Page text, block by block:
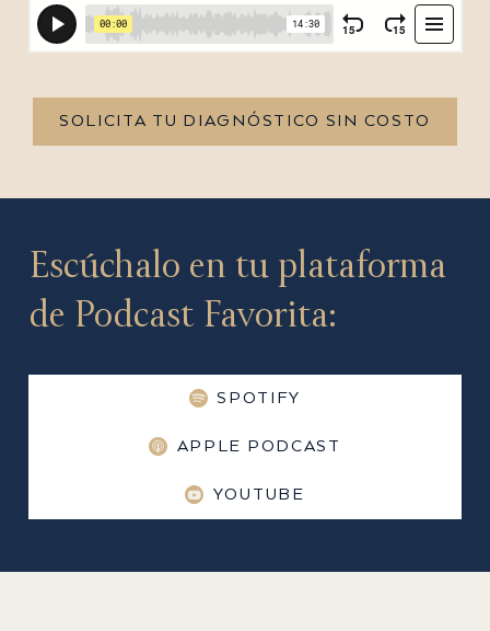
SOLICITA TU DIAGNÓSTICO SIN COSTO
Escúchalo en tu plataforma
de Podcast Favorita:
SPOTIFY
APPLE PODCAST
YOUTUBE